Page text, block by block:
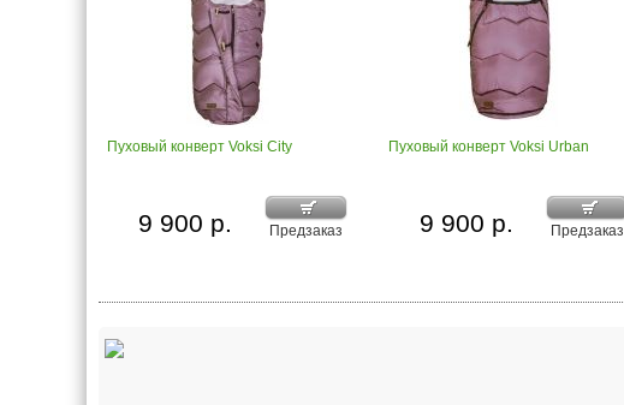
Пуховый конверт Voksi City
Предзаказ
9 900 р.
Пуховый конверт Voksi Urban
Предзаказ
9 900 р.